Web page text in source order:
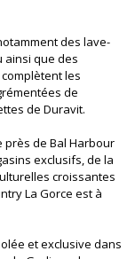
des lave-
ainsi que des
les
de
de Duravit.
près de Bal Harbour
exclusifs, de la
croissantes
La Gorce est à
et exclusive dans